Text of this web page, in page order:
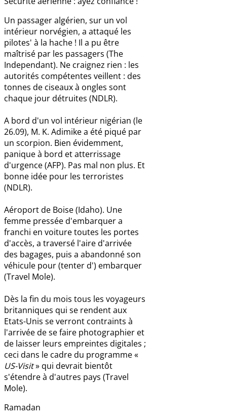
Un passager algérien, sur un vol
intérieur norvégien, a attaqué les
pilotes' à la hache ! Il a pu être
maîtrisé par les passagers (The
Independant). Ne craignez rien : les
autorités compétentes veillent : des
tonnes de ciseaux à ongles sont
chaque jour détruites (NDLR).
A bord d'un vol intérieur nigérian (le
26.09), M. K. Adimike a été piqué par
un scorpion. Bien évidemment,
panique à bord et atterrissage
d'urgence (AFP). Pas mal non plus. Et
bonne idée pour les terroristes
(NDLR).
Aéroport de Boise (Idaho). Une
femme pressée d'embarquer a
franchi en voiture toutes les portes
d'accès, a traversé l'aire d'arrivée
des bagages, puis a abandonné son
véhicule pour (tenter d') embarquer
(Travel Mole).
Dès la fin du mois tous les voyageurs
britanniques qui se rendent aux
Etats-Unis se verront contraints à
l'arrivée de se faire photographier et
de laisser leurs empreintes digitales ;
ceci dans le cadre du programme «
US-Visit» qui devrait bientôt
s'étendre à d'autres pays (Travel
Mole).
Ramadan